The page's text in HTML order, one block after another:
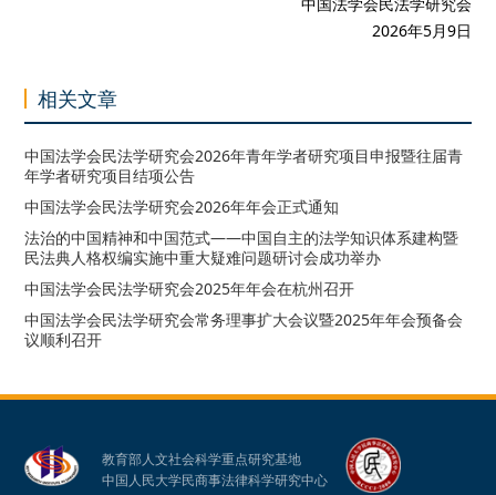
2026年5月9日
相关文章
中国法学会民法学研究会2026年青年学者研究项目申报暨往届青
年学者研究项目结项公告
中国法学会民法学研究会2026年年会正式通知
法治的中国精神和中国范式——中国自主的法学知识体系建构暨
民法典人格权编实施中重大疑难问题研讨会成功举办
中国法学会民法学研究会2025年年会在杭州召开
中国法学会民法学研究会常务理事扩大会议暨2025年年会预备会
议顺利召开
教育部人文社会科学重点研究基地
中国人民大学民商事法律科学研究中心